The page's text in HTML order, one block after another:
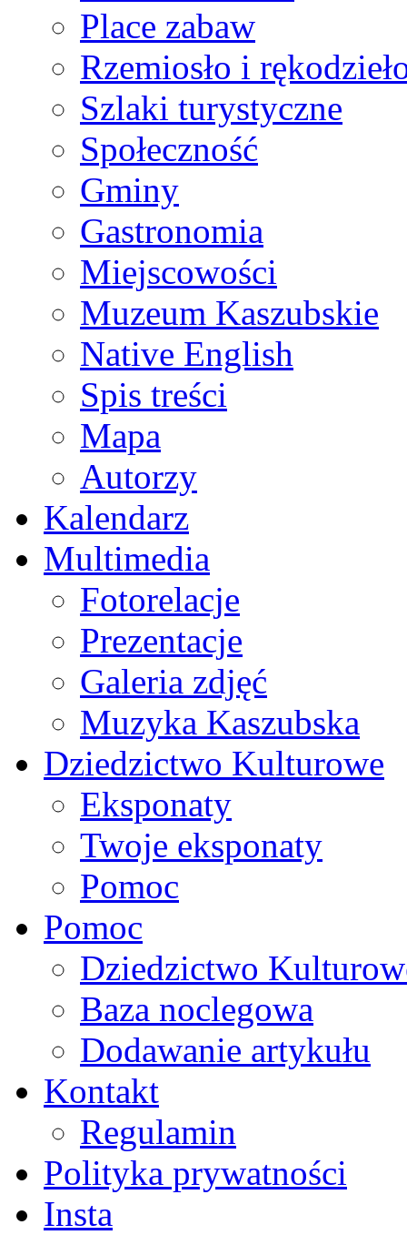
Place zabaw
Rzemiosło i
Szlaki turystyczne
Społeczność
Gminy
Gastronomia
Miejscowości
Muzeum Kaszubskie
Native English
Spis treści
Mapa
Autorzy
Kalendarz
Multimedia
Fotorelacje
Prezentacje
Galeria zdjęć
Muzyka Kaszubska
Dziedzictwo Kulturowe
Eksponaty
Twoje eksponaty
Pomoc
Pomoc
Dziedzictwo
Baza noclegowa
Dodawanie artykułu
Kontakt
Regulamin
Polityka prywatności
Insta